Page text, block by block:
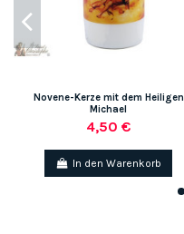
Novene-Kerze mit dem Heiligen
Michael
4,50 €
In den Warenkorb